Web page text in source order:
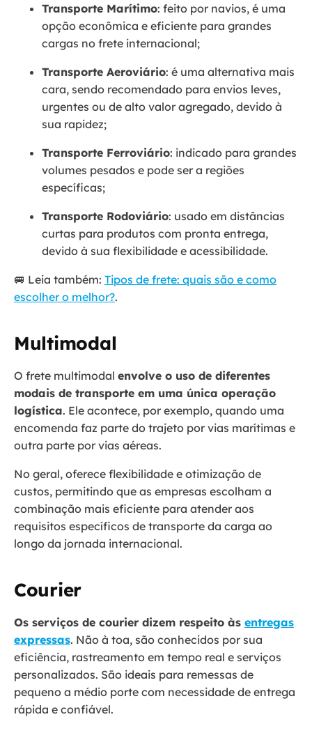
Transporte Marítimo: feito por navios, é uma
opção econômica e eficiente para grandes
cargas no frete internacional;
Transporte Aeroviário: é uma alternativa mais
cara, sendo recomendado para envios leves,
urgentes ou de alto valor agregado, devido à
sua rapidez;
Transporte Ferroviário: indicado para grandes
volumes pesados e pode ser a regiões
específicas;
Transporte Rodoviário: usado em distâncias
curtas para produtos com pronta entrega,
devido à sua flexibilidade e acessibilidade.
🚐 Leia também: Tipos de frete: quais são e como
escolher o melhor?.
Multimodal
O frete multimodal envolve o uso de diferentes
modais de transporte em uma única operação
logística. Ele acontece, por exemplo, quando uma
encomenda faz parte do trajeto por vias marítimas e
outra parte por vias aéreas.
No geral, oferece flexibilidade e otimização de
custos, permitindo que as empresas escolham a
combinação mais eficiente para atender aos
requisitos específicos de transporte da carga ao
longo da jornada internacional.
Courier
Os serviços de courier dizem respeito às entregas
expressas. Não à toa, são conhecidos por sua
eficiência, rastreamento em tempo real e serviços
personalizados. São ideais para remessas de
pequeno a médio porte com necessidade de entrega
rápida e confiável.